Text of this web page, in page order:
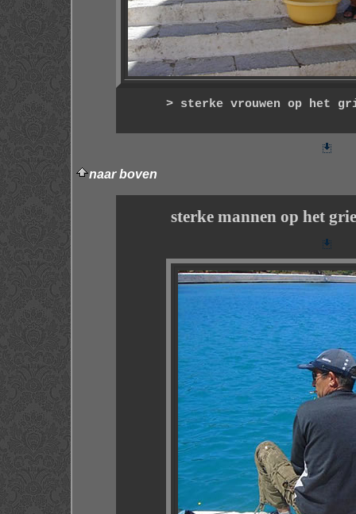
> sterke vrouwen op het
naar boven
sterke mannen op het